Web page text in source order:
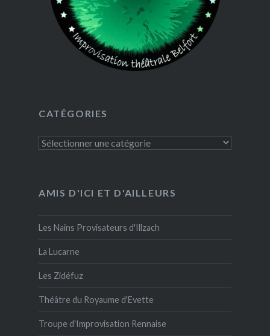
CATÉGORIES
Catégories
AMIS D'ICI ET D'AILLEURS
Les Nains Provisateurs d'Illzach
La Lucarne
Les Zidéfuz
Théâtre du Royaume d'Evette
Troupe d'Improvisation Rennaise